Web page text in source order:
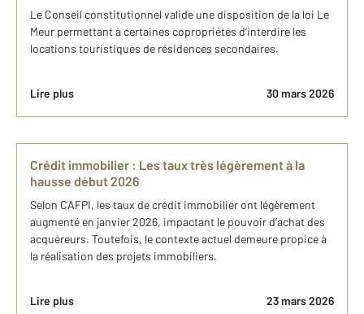
Le Conseil constitutionnel valide une disposition de la loi Le
Meur permettant à certaines copropriétés d’interdire les
locations touristiques de résidences secondaires.
Lire plus 30 mars 2026
Crédit immobilier : Les taux très légèrement à la
hausse début 2026
Selon CAFPI, les taux de crédit immobilier ont légèrement
augmenté en janvier 2026, impactant le pouvoir d’achat des
acquéreurs. Toutefois, le contexte actuel demeure propice à
la réalisation des projets immobiliers.
Lire plus 23 mars 2026